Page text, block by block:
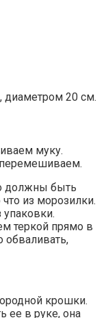
диаметром 20 см.
муку.
должны быть
из морозилки.
теркой прямо в
обваливать,
крошки.
ее в руке, она